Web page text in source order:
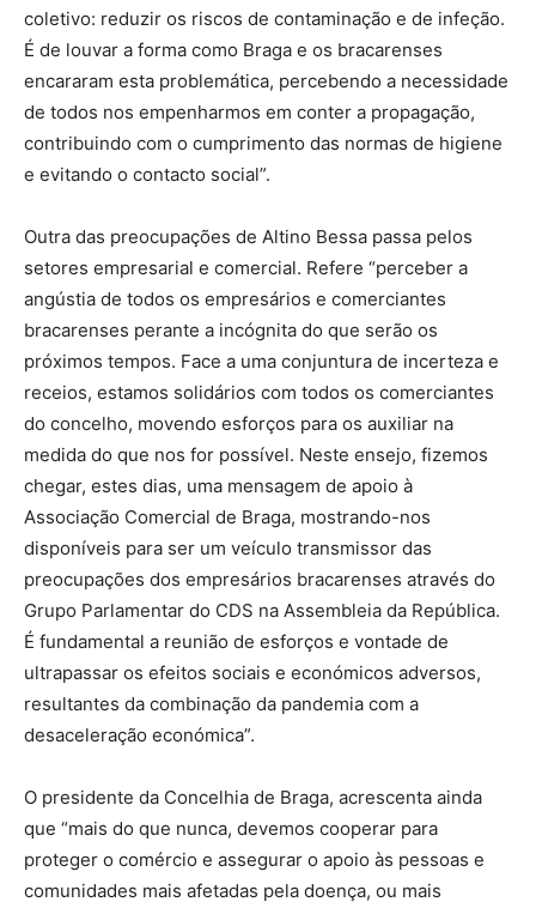
coletivo: reduzir os riscos de contaminação e de infeção.
É de louvar a forma como Braga e os bracarenses
encararam esta problemática, percebendo a necessidade
de todos nos empenharmos em conter a propagação,
contribuindo com o cumprimento das normas de higiene
e evitando o contacto social”.
Outra das preocupações de Altino Bessa passa pelos
setores empresarial e comercial. Refere “perceber a
angústia de todos os empresários e comerciantes
bracarenses perante a incógnita do que serão os
próximos tempos. Face a uma conjuntura de incerteza e
receios, estamos solidários com todos os comerciantes
do concelho, movendo esforços para os auxiliar na
medida do que nos for possível. Neste ensejo, fizemos
chegar, estes dias, uma mensagem de apoio à
Associação Comercial de Braga, mostrando-nos
disponíveis para ser um veículo transmissor das
preocupações dos empresários bracarenses através do
Grupo Parlamentar do CDS na Assembleia da República.
É fundamental a reunião de esforços e vontade de
ultrapassar os efeitos sociais e económicos adversos,
resultantes da combinação da pandemia com a
desaceleração económica”.
O presidente da Concelhia de Braga, acrescenta ainda
que “mais do que nunca, devemos cooperar para
proteger o comércio e assegurar o apoio às pessoas e
comunidades mais afetadas pela doença, ou mais